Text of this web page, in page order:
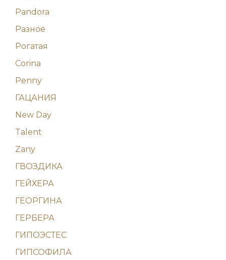
Pandora
Разное
Рогатая
Corina
Penny
ГАЦАНИЯ
New Day
Talent
Zany
ГВОЗДИКА
ГЕЙХЕРА
ГЕОРГИНА
ГЕРБЕРА
ГИПОЭСТЕС
ГИПСОФИЛА